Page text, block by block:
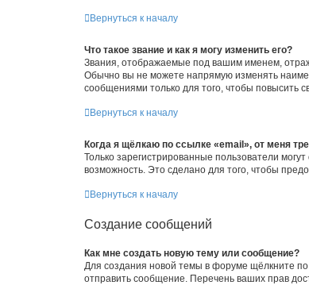
Вернуться к началу
Что такое звание и как я могу изменить его?
Звания, отображаемые под вашим именем,
Обычно вы не можете напрямую изменять
сообщениями только для того, чтобы повысить
Вернуться к началу
Когда я щёлкаю по ссылке «email», от меня
Только зарегистрированные пользователи
возможность. Это сделано для того, чтобы
Вернуться к началу
Создание сообщений
Как мне создать новую тему или сообщение?
Для создания новой темы в форуме щёлкните
отправить сообщение. Перечень ваших прав